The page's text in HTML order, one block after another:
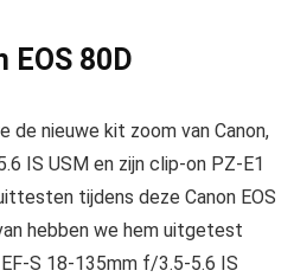
EOS 80D
de nieuwe kit zoom van Canon,
IS USM en zijn clip-on PZ-E1
tijdens deze Canon EOS
hebben we hem uitgetest
S 18-135mm f/3.5-5.6 IS